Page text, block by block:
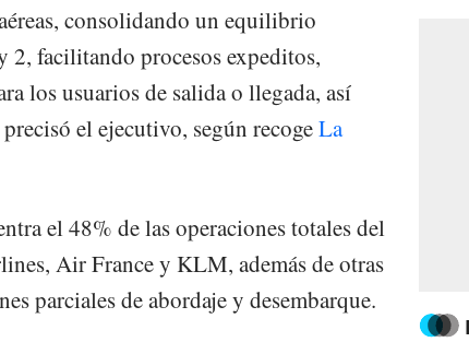
consolidando un equilibrio
2, facilitando procesos expeditos,
los usuarios de salida o llegada, así
el ejecutivo, según recogeLa
el 48% de las operaciones totales del
Air France y KLM, además de otras
parciales de abordaje y desembarque.